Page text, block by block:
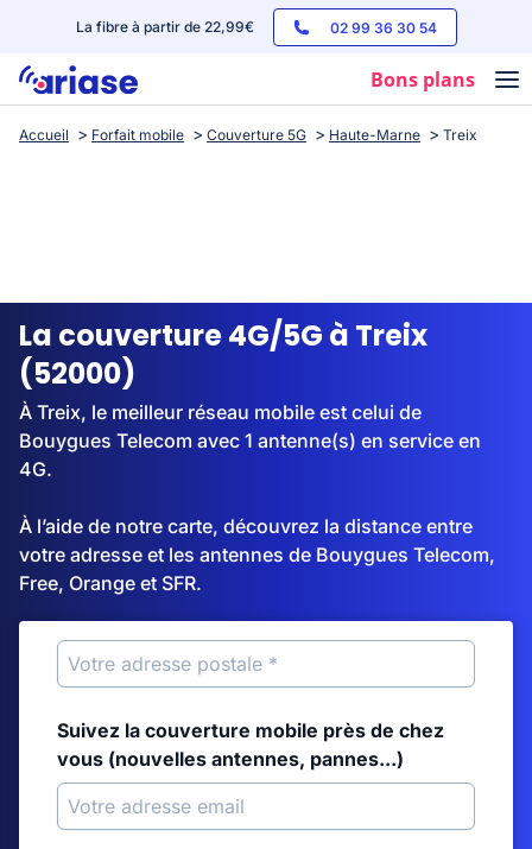
La fibre à partir de 22,99€ 02 99 36 30 54
Bons plans
Box internet
Streaming
Accueil Forfait mobile Couverture 5G Haute-Marne Treix
La couverture 4G/5G à Treix
(52000)
À Treix, le meilleur réseau mobile est celui de
Bouygues Telecom avec 1 antenne(s) en service en
4G.
À l’aide de notre carte, découvrez la distance entre
votre adresse et les antennes de Bouygues Telecom,
Free, Orange et SFR.
Suivez la couverture mobile près de chez
vous (nouvelles antennes, pannes...)